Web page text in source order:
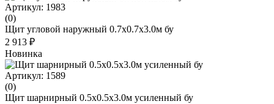
Артикул: 1983
(0)
Щит угловой наружный 0.7x0.7x3.0м бу
2 913 ₽
Новинка
Артикул: 1589
(0)
Щит шарнирный 0.5х0.5х3.0м усиленный бу